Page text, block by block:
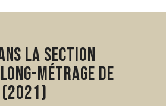
la section
métrage de